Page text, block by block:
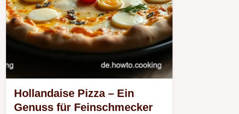
Hollandaise Pizza – Ein
Genuss für Feinschmecker